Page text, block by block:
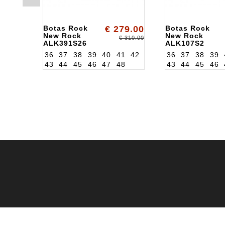
Botas Rock
New Rock
ALK391S26
€ 279.00
€ 310.00
36 37 38 39 40 41
42
43
44 45 46 47 48
Botas Rock
New Rock
ALK107S2
36
37 38 39
43
44 45 46